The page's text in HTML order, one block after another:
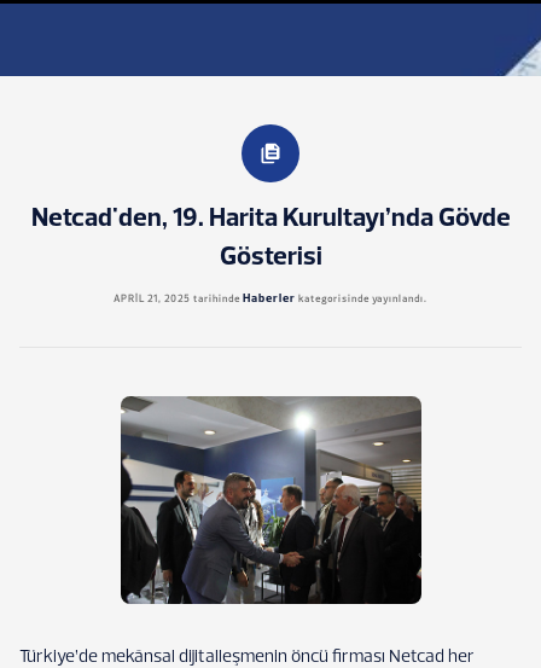
Netcad'den, 19. Harita Kurultayı’nda Gövde
Gösterisi
APRIL 21, 2025 tarihinde Haberler kategorisinde yayınlandı.
Türkiye’de mekânsal dijitalleşmenin öncü firması Netcad her